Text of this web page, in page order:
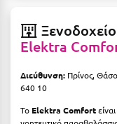
Ηράκλειο
Θ
Θάσος
Elektra
Διεύθυνση: Πρίνος,
640 10
Το Elektra Comfort